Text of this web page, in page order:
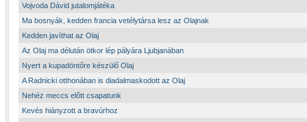
Vojvoda Dávid jutalomjátéka
Ma bosnyák, kedden francia vetélytársa lesz az Olajnak
Kedden javíthat az Olaj
Az Olaj ma délután ötkor lép pályára Ljubjanában
Nyert a kupadöntőre készülő Olaj
A Radnicki otthonában is diadalmaskodott az Olaj
Nehéz meccs előtt csapatunk
Kevés hiányzott a bravúrhoz